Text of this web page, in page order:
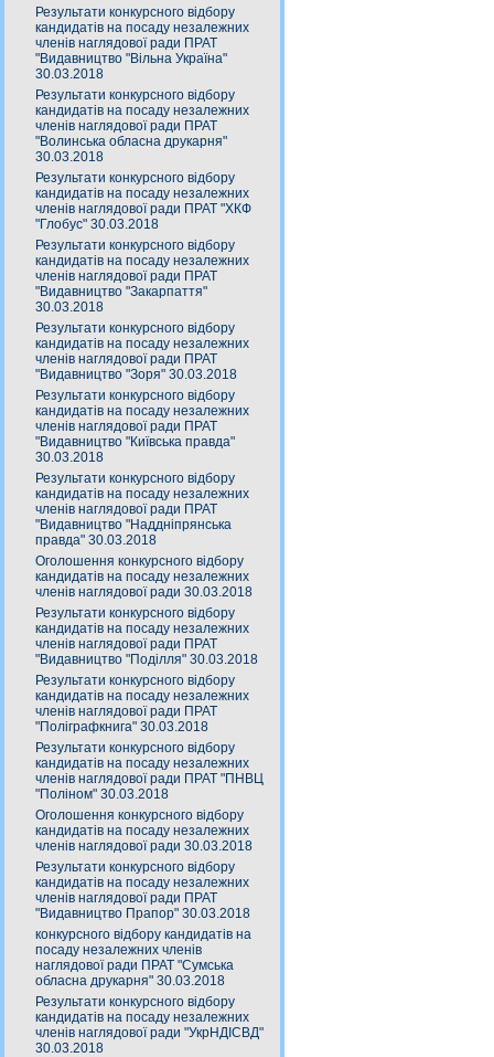
Результати конкурсного відбору
кандидатів на посаду незалежних
членів наглядової ради ПРАТ
"Видавництво "Вільна Україна"
30.03.2018
Результати конкурсного відбору
кандидатів на посаду незалежних
членів наглядової ради ПРАТ
"Волинська обласна друкарня"
30.03.2018
Результати конкурсного відбору
кандидатів на посаду незалежних
членів наглядової ради ПРАТ "ХКФ
"Глобус" 30.03.2018
Результати конкурсного відбору
кандидатів на посаду незалежних
членів наглядової ради ПРАТ
"Видавництво "Закарпаття"
30.03.2018
Результати конкурсного відбору
кандидатів на посаду незалежних
членів наглядової ради ПРАТ
"Видавництво "Зоря" 30.03.2018
Результати конкурсного відбору
кандидатів на посаду незалежних
членів наглядової ради ПРАТ
"Видавництво "Київська правда"
30.03.2018
Результати конкурсного відбору
кандидатів на посаду незалежних
членів наглядової ради ПРАТ
"Видавництво "Наддніпрянська
правда" 30.03.2018
Оголошення конкурсного відбору
кандидатів на посаду незалежних
членів наглядової ради 30.03.2018
Результати конкурсного відбору
кандидатів на посаду незалежних
членів наглядової ради ПРАТ
"Видавництво "Поділля" 30.03.2018
Результати конкурсного відбору
кандидатів на посаду незалежних
членів наглядової ради ПРАТ
"Поліграфкнига" 30.03.2018
Результати конкурсного відбору
кандидатів на посаду незалежних
членів наглядової ради ПРАТ "ПНВЦ
"Поліном" 30.03.2018
Оголошення конкурсного відбору
кандидатів на посаду незалежних
членів наглядової ради 30.03.2018
Результати конкурсного відбору
кандидатів на посаду незалежних
членів наглядової ради ПРАТ
"Видавництво Прапор" 30.03.2018
конкурсного відбору кандидатів на
посаду незалежних членів
наглядової ради ПРАТ "Сумська
обласна друкарня" 30.03.2018
Результати конкурсного відбору
кандидатів на посаду незалежних
членів наглядової ради "УкрНДІСВД"
30.03.2018